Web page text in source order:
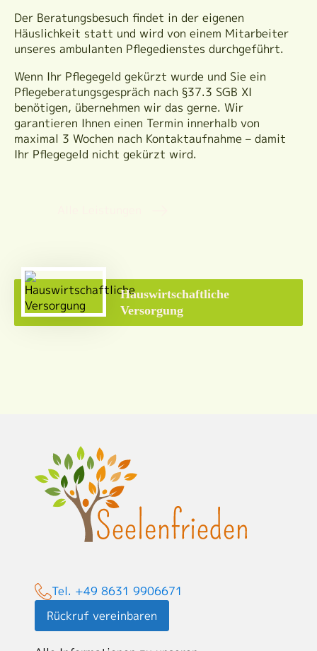
Der Beratungsbesuch findet in der eigenen
Häuslichkeit statt und wird von einem Mitarbeiter
unseres ambulanten Pflegedienstes durchgeführt.
Wenn Ihr Pflegegeld gekürzt wurde und Sie ein
Pflegeberatungsgespräch nach §37.3 SGB XI
benötigen, übernehmen wir das gerne. Wir
garantieren Ihnen einen Termin innerhalb von
maximal 3 Wochen nach Kontaktaufnahme – damit
Ihr Pflegegeld nicht gekürzt wird.
Hauswirtschaftliche
Versorgung
Tel. +49 8631 9906671
Rückruf vereinbaren